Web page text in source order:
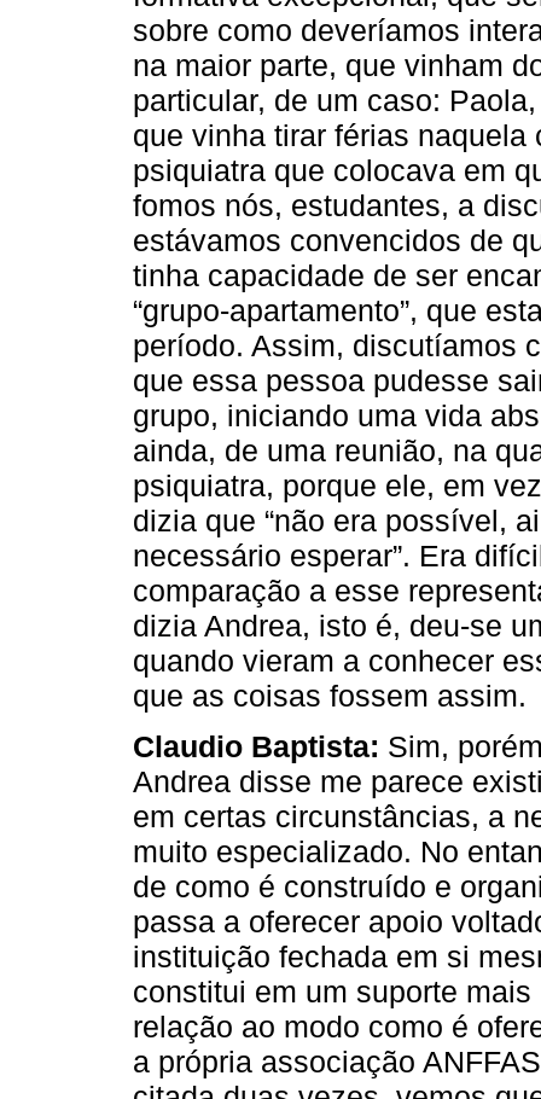
sobre como deveríamos
na maior parte, que vinham
particular, de um caso:
que vinha tirar férias
psiquiatra que colocava em
fomos nós, estudantes, a
estávamos convencidos de
tinha capacidade de ser
“grupo-apartamento”, que
período. Assim, discutíamos
que essa pessoa pudesse
grupo, iniciando uma vida
ainda, de uma reunião, na
psiquiatra, porque ele, em
dizia que “não era possível,
necessário esperar”. Era
comparação a esse
dizia Andrea, isto é, deu-se
quando vieram a conhecer
que as coisas fossem assim.
Claudio Baptista: Sim,
Andrea disse me parece
em certas circunstâncias, a
muito especializado. No
de como é construído e
passa a oferecer apoio
instituição fechada em si
constitui em um suporte
relação ao modo como é
a própria associação